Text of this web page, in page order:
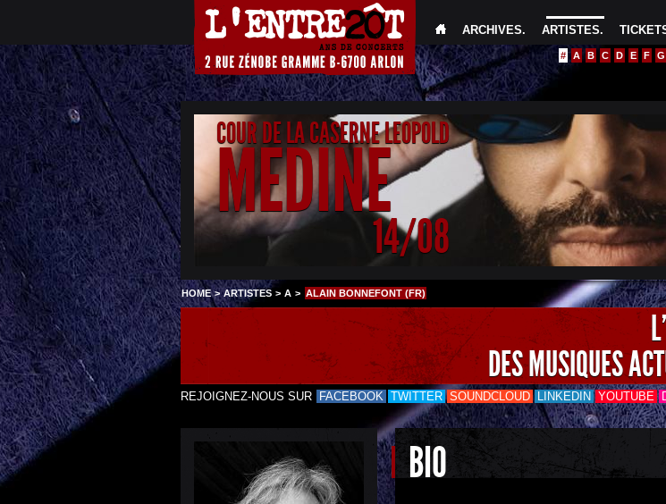
ARTISTES.
ARCHIVES.
# A B C D E F G
COUR DE LA CASERNE LEOPOLD
MEDINE
14/08
HOME>ARTISTES > A > ALAIN BONNEFONT (FR)
DES MUSIQUES
REJOIGNEZ-NOUS SUR FACEBOOK TWITTER SOUNDCLOUD LINKEDIN YOUTUBE
BIO